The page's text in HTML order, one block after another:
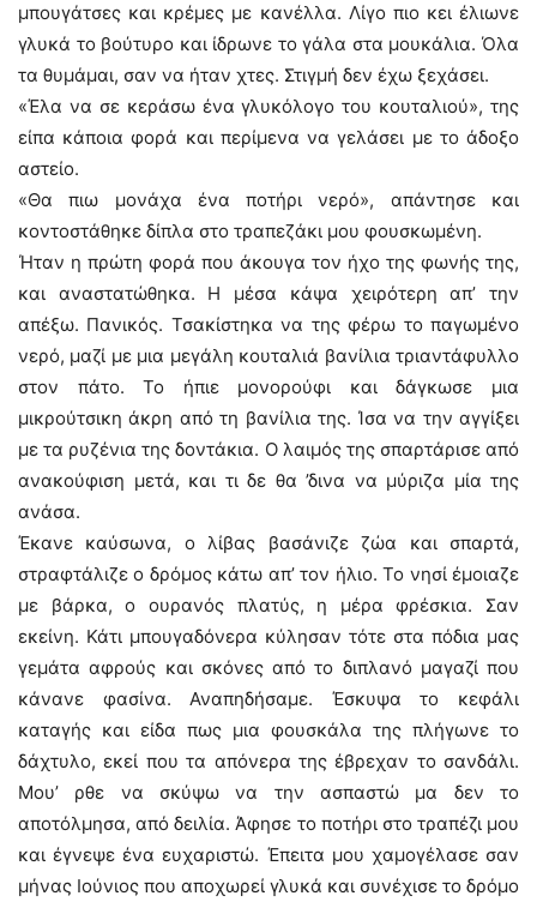
μπουγάτσες και κρέμες με κανέλλα. Λίγο πιο κει έλιωνε
γλυκά το βούτυρο και ίδρωνε το γάλα στα μουκάλια. Όλα
τα θυμάμαι, σαν να ήταν χτες. Στιγμή δεν έχω ξεχάσει.
«Έλα να σε κεράσω ένα γλυκόλογο του κουταλιού», της
είπα κάποια φορά και περίμενα να γελάσει με το άδοξο
αστείο.
«Θα πιω μονάχα ένα ποτήρι νερό», απάντησε και
κοντοστάθηκε δίπλα στο τραπεζάκι μου φουσκωμένη.
Ήταν η πρώτη φορά που άκουγα τον ήχο της φωνής της,
και αναστατώθηκα. Η μέσα κάψα χειρότερη απ’ την
απέξω. Πανικός. Τσακίστηκα να της φέρω το παγωμένο
νερό, μαζί με μια μεγάλη κουταλιά βανίλια τριαντάφυλλο
στον πάτο. Το ήπιε μονορούφι και δάγκωσε μια
μικρούτσικη άκρη από τη βανίλια της. Ίσα να την αγγίξει
με τα ρυζένια της δοντάκια. Ο λαιμός της σπαρτάρισε από
ανακούφιση μετά, και τι δε θα ’δινα να μύριζα μία της
ανάσα.
Έκανε καύσωνα, ο λίβας βασάνιζε ζώα και σπαρτά,
στραφτάλιζε ο δρόμος κάτω απ’ τον ήλιο. Το νησί έμοιαζε
με βάρκα, ο ουρανός πλατύς, η μέρα φρέσκια. Σαν
εκείνη. Κάτι μπουγαδόνερα κύλησαν τότε στα πόδια μας
γεμάτα αφρούς και σκόνες από το διπλανό μαγαζί που
κάνανε φασίνα. Αναπηδήσαμε. Έσκυψα το κεφάλι
καταγής και είδα πως μια φουσκάλα της πλήγωνε το
δάχτυλο, εκεί που τα απόνερα της έβρεχαν το σανδάλι.
Μου’ ρθε να σκύψω να την ασπαστώ μα δεν το
αποτόλμησα, από δειλία. Άφησε το ποτήρι στο τραπέζι μου
και έγνεψε ένα ευχαριστώ. Έπειτα μου χαμογέλασε σαν
μήνας Ιούνιος που αποχωρεί γλυκά και συνέχισε το δρόμο